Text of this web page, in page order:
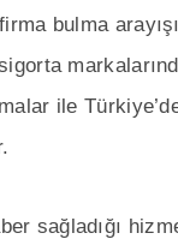
bulma
ile
sağladığı